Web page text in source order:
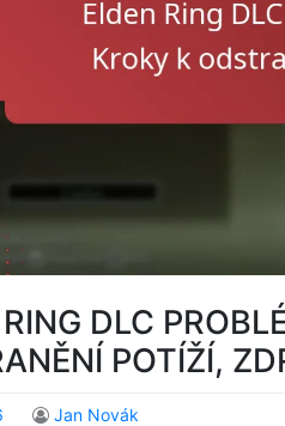
DLC
POTÍŽÍ,
Jan Novák